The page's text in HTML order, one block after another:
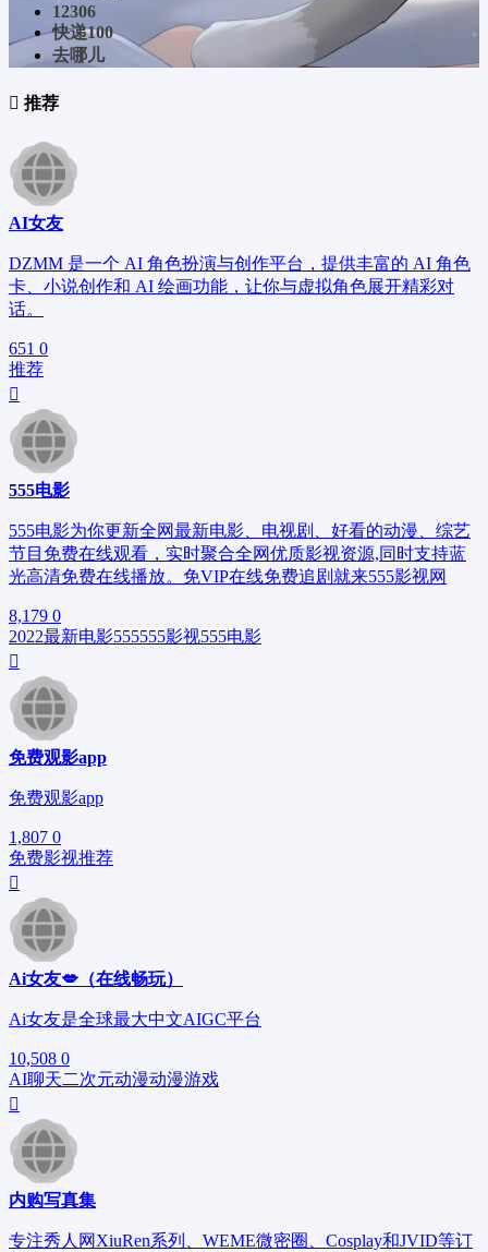
12306
快递100
去哪儿
推荐
AI女友
DZMM 是一个 AI 角色扮演与创作平台，提供丰富的 AI 角色
卡、小说创作和 AI 绘画功能，让你与虚拟角色展开精彩对
话。
651 0
推荐
555电影
555电影为你更新全网最新电影、电视剧、好看的动漫、综艺
节目免费在线观看，实时聚合全网优质影视资源,同时支持蓝
光高清免费在线播放。免VIP在线免费追剧就来555影视网
8,179 0
2022最新电影555555影视555电影
免费观影app
免费观影app
1,807 0
免费影视推荐
Ai女友💋（在线畅玩）
Ai女友是全球最大中文AIGC平台
10,508 0
AI聊天二次元动漫动漫游戏
内购写真集
专注秀人网XiuRen系列、WEME微密圈、Cosplay和JVID等订